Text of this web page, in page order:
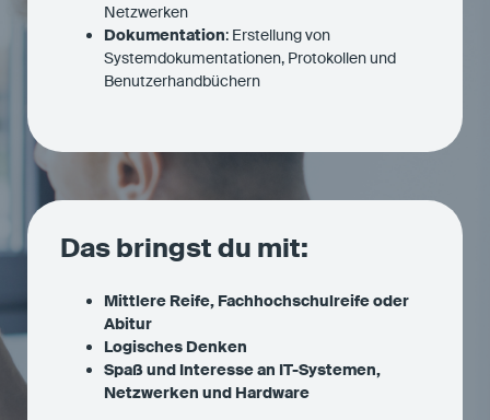
Netzwerken
Dokumentation: Erstellung von
Systemdokumentationen, Protokollen und
Benutzerhandbüchern
Das bringst du mit:
Mittlere Reife, Fachhochschulreife oder
Abitur
Logisches Denken
Spaß und Interesse an IT-Systemen,
Netzwerken und Hardware